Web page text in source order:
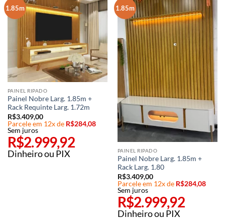
1.85m
PAINEL RIPADO
Painel Nobre Larg. 1.85m +
Rack Requinte Larg. 1.72m
R$3.409,00
Parcele em 12x de R$284,08
Sem juros
R$2.999,92
Dinheiro ou PIX
1.85m
PAINEL RIPADO
Painel Nobre Larg. 1.85m +
Rack Larg. 1.80
R$3.409,00
Parcele em 12x de R$284,08
Sem juros
R$2.999,92
Dinheiro ou PIX